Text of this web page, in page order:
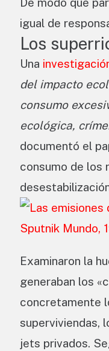
De modo que
igual de
Los
Una
del impacto
consumo
ecológica,
documentó el
consumo de los
Examinaron la
generaban los
concretamente
superviviendas,
jets privados.